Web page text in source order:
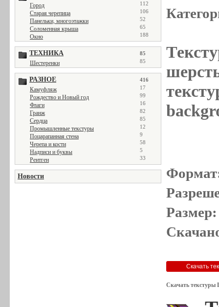
Город 112
Старая черепица 106
Панельки, многоэтажки 52
Соломенная крыша 65
Окно 188
ТЕХНИКА 85
Шестеренки 85
РАЗНОЕ 416
Камуфляж 17
Рождество и Новый год 99
Флаги 16
Гранж 82
Сердца 85
Промышленные текстуры 12
Поцарапанная стена 9
Черепа и кости 58
Надписи и буквы 5
Рентген 33
Новости
Скачать текстуры